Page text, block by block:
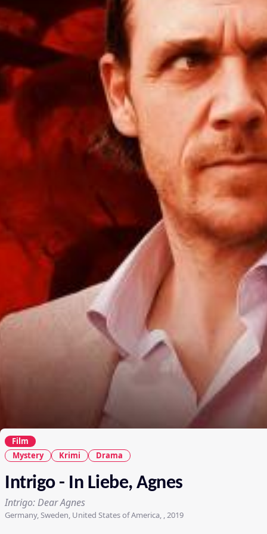
Film
Mystery
Krimi Drama
Intrigo - In Liebe, Agnes
Intrigo: Dear Agnes
Germany, Sweden, United States of America, , 2019